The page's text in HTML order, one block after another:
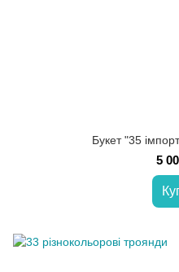
Букет "35
5